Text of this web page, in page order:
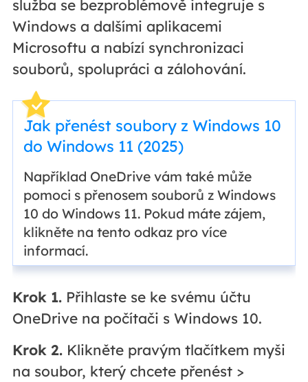
služba se bezproblémově integruje s
Windows a dalšími aplikacemi
Microsoftu a nabízí synchronizaci
souborů, spolupráci a zálohování.
Jak přenést soubory z Windows 10
do Windows 11 (2025)
Například OneDrive vám také může
pomoci s přenosem souborů z Windows
10 do Windows 11. Pokud máte zájem,
klikněte na tento odkaz pro více
informací.
Krok 1.Přihlaste se ke svému účtu
OneDrive na počítači s Windows 10.
Krok 2.Klikněte pravým tlačítkem myši
na soubor, který chcete přenést >